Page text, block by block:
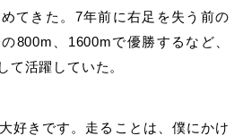
てきた。7年前に右足を失う前の
800m、1600mで優勝するなど、
て活躍していた。
好きです。走ることは、僕にかけ